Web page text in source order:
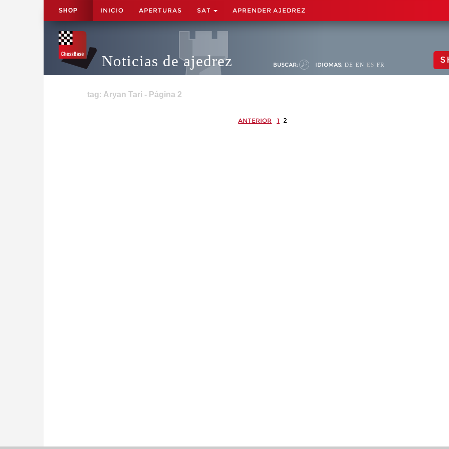
SHOP INICIO APERTURAS SAT APRENDER AJEDREZ
Noticias de ajedrez BUSCAR: IDIOMAS: DE EN ES FR
tag: Aryan Tari - Página 2
ANTERIOR 1 2